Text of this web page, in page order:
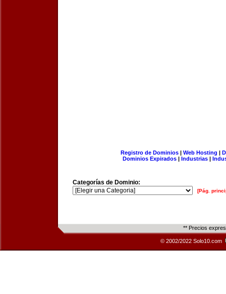
Registro de Dominios| Web Hosting |
Dominios Expirados | Industrias |
Categorías de Dominio:
[Pág.
** Precios
© 2002/2022 Solo10.com